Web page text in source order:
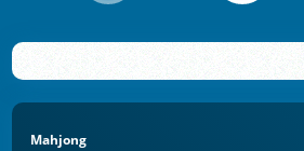
Mahjong